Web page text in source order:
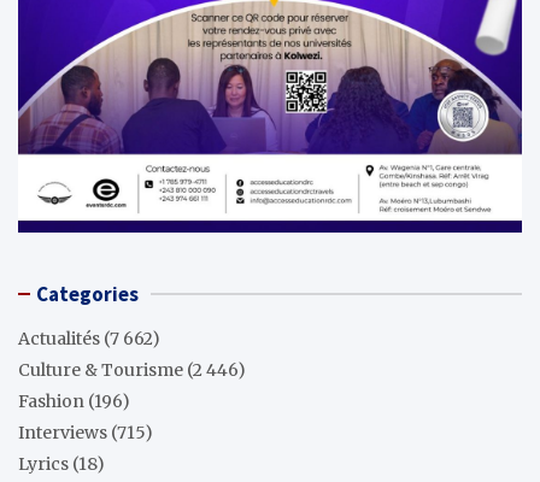
Categories
Actualités (7 662)
Culture & Tourisme (2 446)
Fashion (196)
Interviews (715)
Lyrics (18)